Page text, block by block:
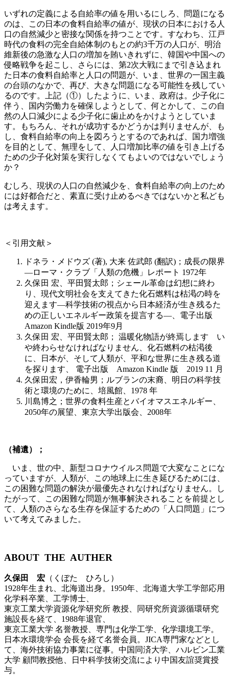
いずれの定義による自給率の値を用いるにしろ、問題になる
のは、この日本の食料自給率の値が、現状の日本における人
口の自然減少と密接な関係を持つことです。すなわち、江戸
時代の食料の完全自給体制のもとの約3千万の人口が、明治
維新後の急激な人口の増加を賄いきれずに、韓国や中国への
侵略戦争を起こし、さらには、第2次大戦にまで引き込まれ
た日本の食料自給率と人口の問題が、いま、世界の一国主義
の台頭のなかで、再び、大きな問題になる可能性を残してい
るのです。上記（①）したように、いま、政府は。少子化に
伴う、国内労働力を確保しようとして、何とかして、この自
然の人口減少による少子化に歯止めをかけようとしていま
す。もちろん、それが成功するかどうかは判りませんが、も
し、食料自給率の向上を図ろうとするのであれば、国力増強
を目的として、無理をして、人口増加比率の値を引き上げる
ための少子化対策を実行しなくてもよいのではないでしょう
か？
むしろ、現状の人口の自然減少を、食料自給率の向上のため
には好都合だと、素直に受け止めるべきではないかと私ども
は考えます。
＜引用文献＞
ドネラ・メドウズ (著), 大来 佐武郎 (翻訳)；成長の限界
―ローマ・クラブ「人類の危機」レポート 1972年
久保田 宏、平田賢太郎；シェール革命は幻想に終わ
り、現代文明社会を支えてきた化石燃料は枯渇の時を
迎えます―科学技術の視点から日本経済が生き残るた
めの正しいエネルギー政策を提言する―、電子出版
Amazon Kindle版 2019年9月
久保田 宏、平田賢太郎； 温暖化物語が終焉します い
や終わらせなければなりません、化石燃料の枯渇後
に、日本が、そして人類が、平和な世界に生き残る道
を探ります、 電子出版 Amazon Kindle 版 2019 11 月
久保田宏，伊香輪男；ルブランの末裔、明日の科学技
術と環境のために、培風館、1978 年
川島博之；世界の食料生産とバイオマスエネルギー、
2050年の展望、東京大学出版会、2008年
（補遺）；
いま、世の中、新型コロナウイルス問題で大変なことにな
っていますが、人類が、この地球上に生き延びるためには、
この困難な問題の解決が最優先されなければなりません。し
たがって、この困難な問題が無事解決されることを前提とし
て、人類のさらなる生存を保証するための「人口問題」につ
いて考えてみました。
ABOUT THE AUTHER
久保田 宏 （くぼた ひろし）
1928年生まれ、北海道出身。1950年、北海道大学工学部応用
化学科卒業、工学博士、
東京工業大学資源化学研究所 教授、同研究所資源循環研究
施設長を経て、1988年退官、
東京工業大学 名誉教授、専門は化学工学、化学環境工学。
日本水環境学会 会長を経て名誉会員。JICA専門家などとし
て、海外技術協力事業に従事。中国同済大学、ハルビン工業
大学 顧問教授他、日中科学技術交流により中国友誼奨賞授
与。